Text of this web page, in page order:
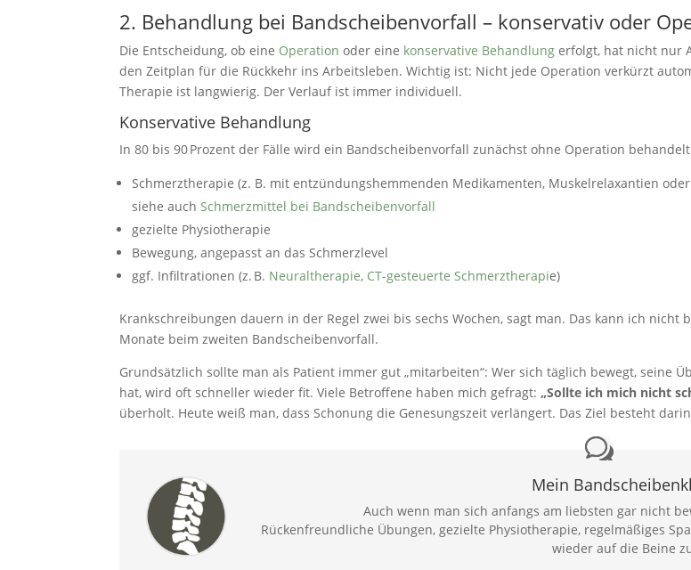
2. Behandlung bei Bandscheibenvorfall – konservativ oder
Die Entscheidung, ob eine Operation oder eine konservative Behandlung erfolgt, hat nicht nur
den Zeitplan für die Rückkehr ins Arbeitsleben. Wichtig ist: Nicht jede Operation verkürzt
Therapie ist langwierig. Der Verlauf ist immer individuell.
Konservative Behandlung
In 80 bis 90 Prozent der Fälle wird ein Bandscheibenvorfall zunächst ohne Operation
Schmerztherapie (z. B. mit entzündungshemmenden Medikamenten, Muskelrelaxantien
siehe auchSchmerzmittel bei Bandscheibenvorfall
gezielte Physiotherapie
Bewegung, angepasst an das Schmerzlevel
ggf. Infiltrationen (z. B. Neuraltherapie, CT-gesteuerte Schmerztherapie)
Krankschreibungen dauern in der Regel zwei bis sechs Wochen, sagt man. Das kann ich
Monate beim zweiten Bandscheibenvorfall.
Grundsätzlich sollte man als Patient immer gut „mitarbeiten“: Wer sich täglich bewegt, seine
hat, wird oft schneller wieder fit. Viele Betroffene haben mich gefragt:„Sollte ich mich nicht
überholt. Heute weiß man, dass Schonung die Genesungszeit verlängert. Das Ziel besteht
Mein
Auch wenn man sich anfangs am liebsten gar nicht
Rückenfreundliche Übungen, gezielte Physiotherapie, regelmäßiges
wieder auf die Beine